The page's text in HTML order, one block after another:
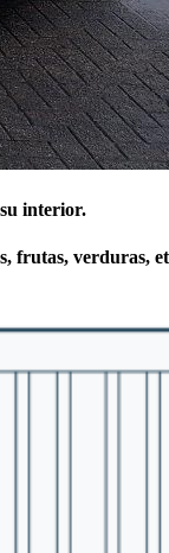
interior.
frutas, verduras,